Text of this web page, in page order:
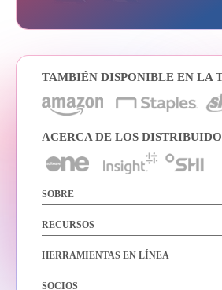
TAMBIÉN DISPONIBLE EN LA
ACERCA DE LOS
SOBRE
RECURSOS
HERRAMIENTAS EN LÍNEA
SOCIOS